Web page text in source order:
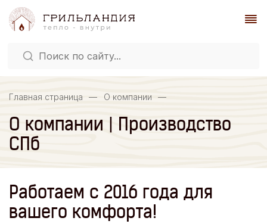
Главная страница — О компании —
О компании | Производство
СПб
Работаем с 2016 года для
вашего комфорта!